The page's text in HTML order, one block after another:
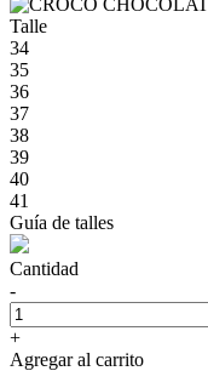
Talle
34
35
36
37
38
39
40
41
Guía de talles
Cantidad
-
+
Agregar al carrito